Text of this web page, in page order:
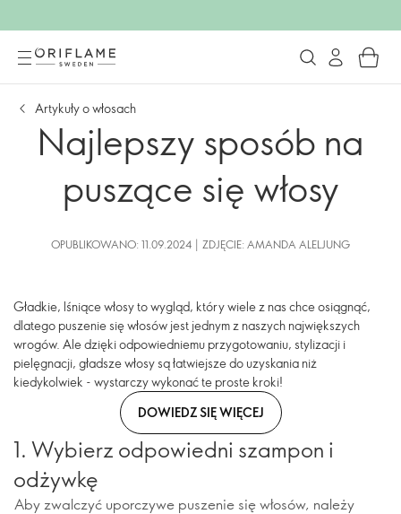
Artykuły o włosach
Najlepszy sposób na
puszące się włosy
OPUBLIKOWANO: 11.09.2024 | ZDJĘCIE: AMANDA ALELJUNG
Gładkie, lśniące włosy to wygląd, który wiele z nas chce osiągnąć,
dlatego puszenie się włosów jest jednym z naszych największych
wrogów. Ale dzięki odpowiedniemu przygotowaniu, stylizacji i
pielęgnacji, gładsze włosy są łatwiejsze do uzyskania niż
kiedykolwiek - wystarczy wykonać te proste kroki!
DOWIEDZ SIĘ WIĘCEJ
1. Wybierz odpowiedni szampon i
odżywkę
Aby zwalczyć uporczywe puszenie się włosów, należy